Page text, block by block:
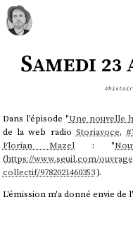
Samedi 23
Dans l'épisode "Une nouvelle
de la web radio Storiavoce, #
Florian Mazel : "
(https://www.seuil.com/
collectif/9782021460353).
L'émission m'a donné envie de